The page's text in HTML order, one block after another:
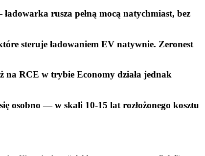
rusza pełną mocą natychmiast, bez
steruje ładowaniem EV natywnie. Zeronest
RCE w trybie Economy działa jednak
osobno — w skali 10-15 lat rozłożonego kosztu